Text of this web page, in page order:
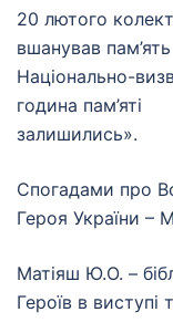
20 лютого
вшанував
Національно-
година пам’яті
залишились».
Спогадами про
Героя України
Матіяш Ю.О. –
Героїв в виступі